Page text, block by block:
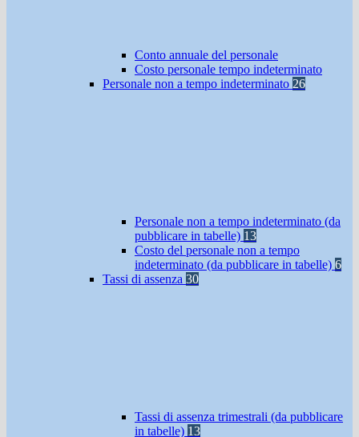
Conto annuale del personale
Costo personale tempo indeterminato
Personale non a tempo indeterminato 26
Personale non a tempo indeterminato (da
pubblicare in tabelle) 13
Costo del personale non a tempo
indeterminato (da pubblicare in tabelle) 6
Tassi di assenza 30
Tassi di assenza trimestrali (da pubblicare
in tabelle) 13